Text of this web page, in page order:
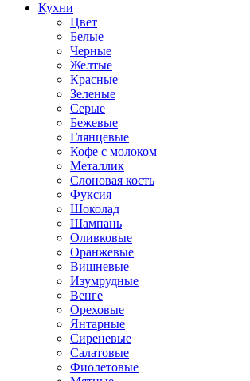
Кухни
Цвет
Белые
Черные
Желтые
Красные
Зеленые
Серые
Бежевые
Глянцевые
Кофе с молоком
Металлик
Слоновая кость
Фуксия
Шоколад
Шампань
Оливковые
Оранжевые
Вишневые
Изумрудные
Венге
Ореховые
Янтарные
Сиреневые
Салатовые
Фиолетовые